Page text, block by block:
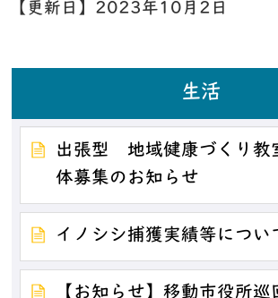
【更新日】 2023年10月2日
生活
出張型 地域健康づくり
体募集のお知らせ
イノシシ捕獲実績等につい
【お知らせ】移動市役所巡